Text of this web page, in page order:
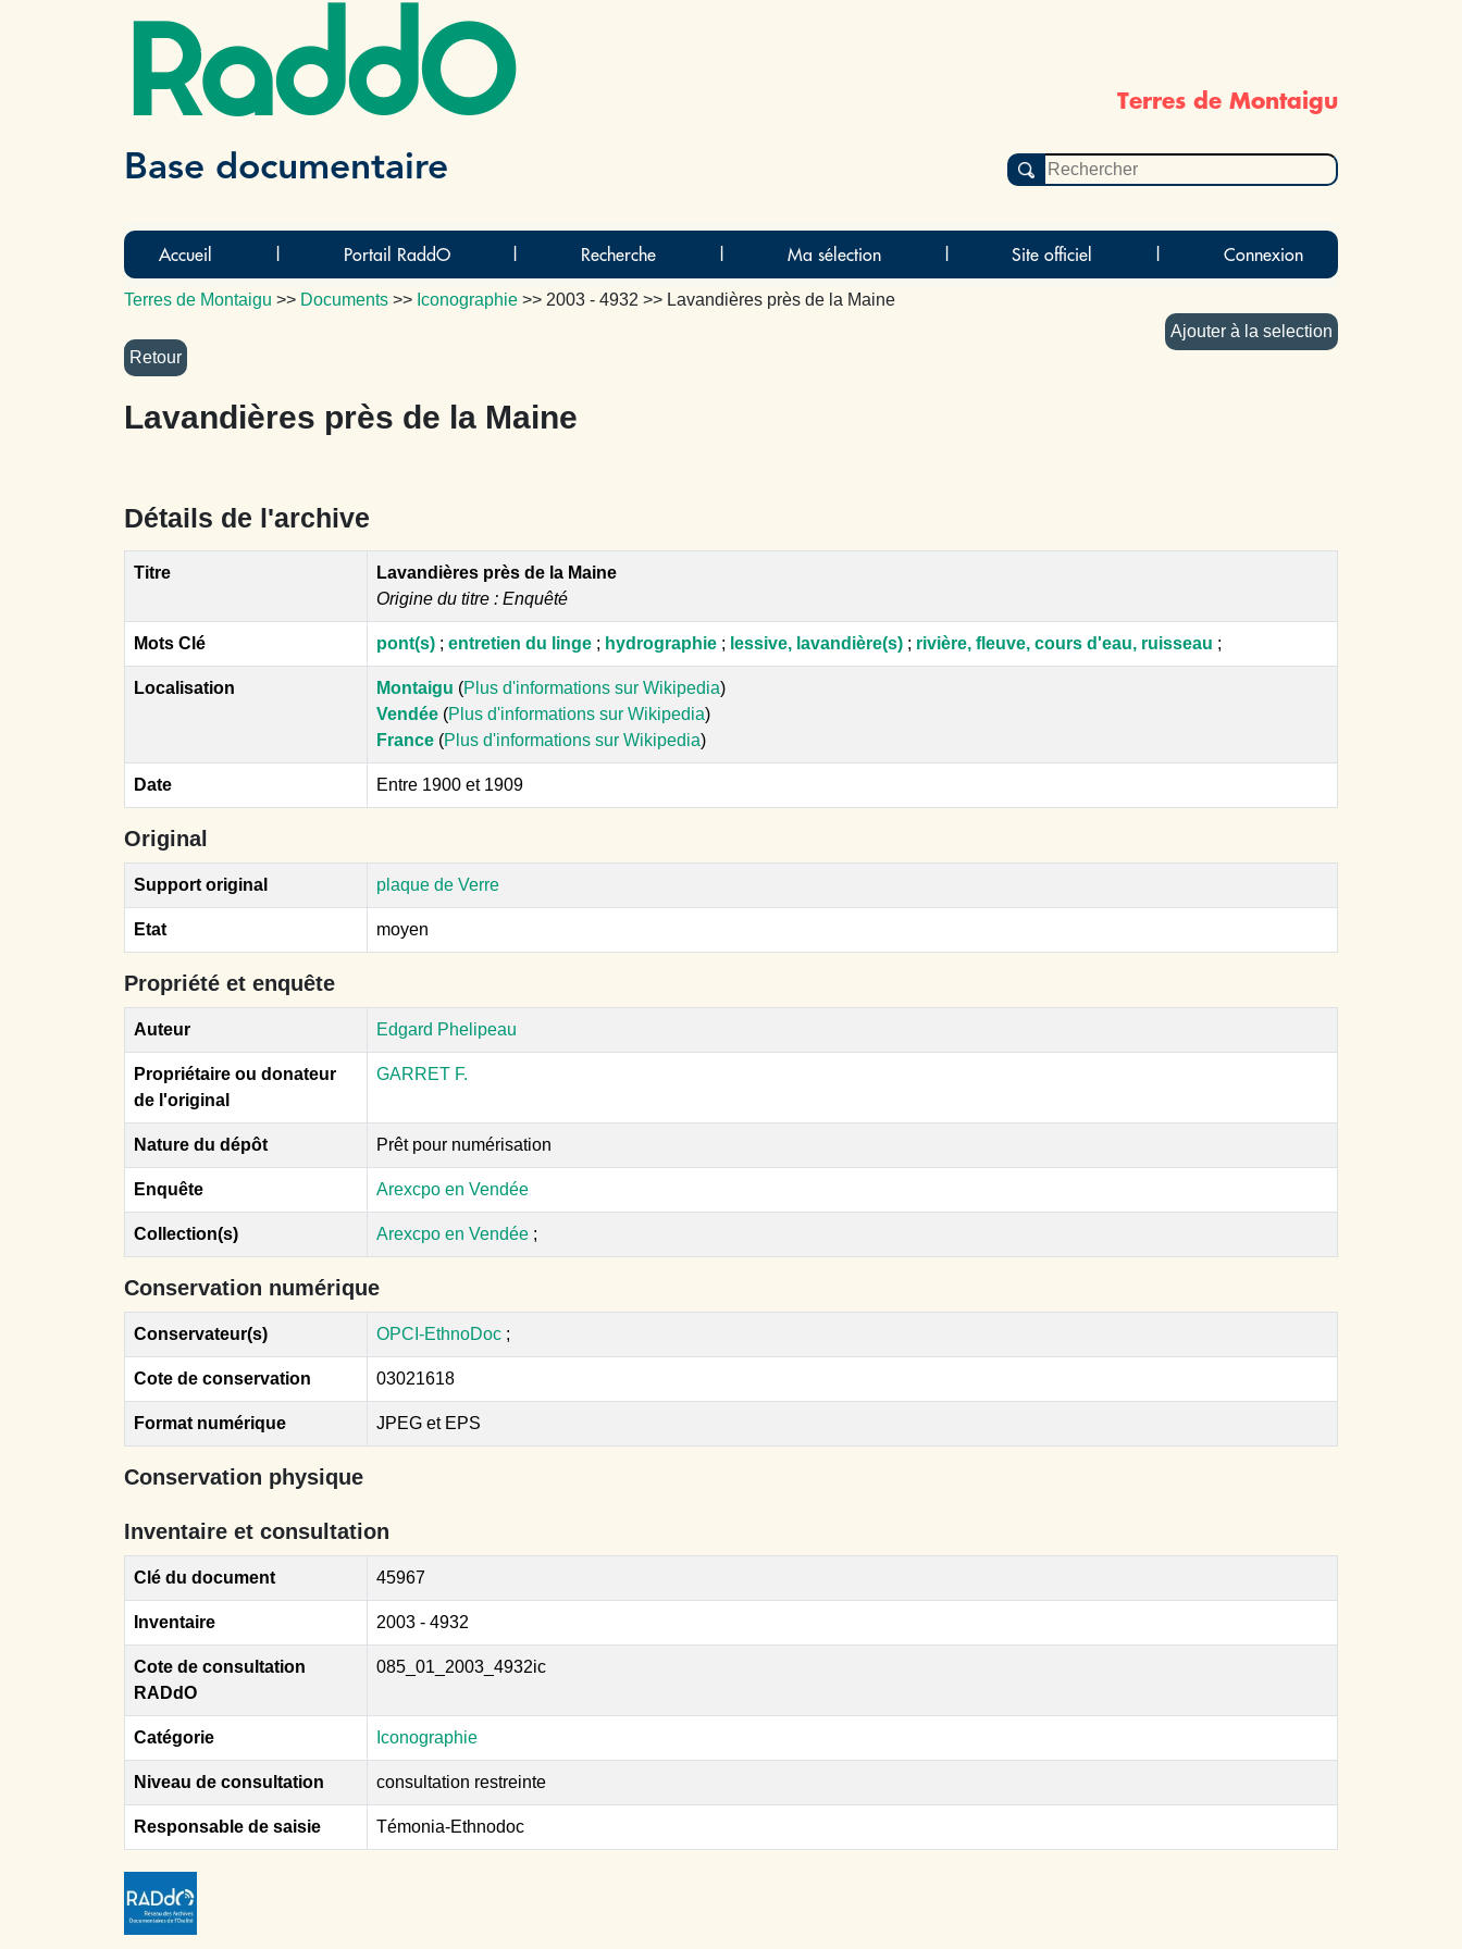
RaddO Terres de Montaigu
Base documentaire
Accueil Portail RaddO Recherche Ma sélection Site officiel Connexion
Terres de Montaigu >> Documents >> Iconographie >> 2003 - 4932 >> Lavandières près de la Maine
Ajouter à la selection
Lavandières près de la Maine
Détails de l'archive
Titre
Lavandières près de la Maine
Origine du titre : Enquêté
Mots Clé pont(s) ; entretien du linge ; hydrographie ; lessive, lavandière(s) ; rivière, fleuve, cours d'eau, ruisseau ;
Localisation Montaigu (Plus d'informations sur Wikipedia)
Vendée (Plus d'informations sur Wikipedia)
France (Plus d'informations sur Wikipedia)
Date Entre 1900 et 1909
Original
Support original plaque de Verre
Etat moyen
Propriété et enquête
Auteur Edgard Phelipeau
Propriétaire ou donateur
de l'original
GARRET F.
Nature du dépôt Prêt pour numérisation
Enquête Arexcpo en Vendée
Collection(s) Arexcpo en Vendée ;
Conservation numérique
Conservateur(s) OPCI-EthnoDoc ;
Cote de conservation 03021618
Format numérique JPEG et EPS
Conservation physique
Inventaire et consultation
Clé du document 45967
Inventaire 2003 - 4932
Cote de consultation
RADdO
085_01_2003_4932ic
Catégorie Iconographie
Niveau de consultation consultation restreinte
Responsable de saisie Témonia-Ethnodoc